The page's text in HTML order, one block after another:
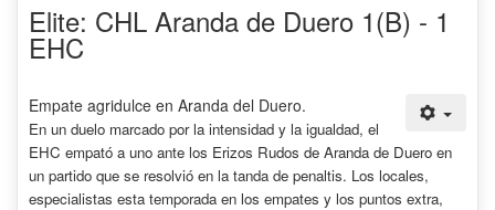
Elite: CHL Aranda de Duero 1(B) - 1
EHC
Empate agridulce en Aranda del Duero.
En un duelo marcado por la intensidad y la igualdad, el
EHC empató a uno ante los Erizos Rudos de Aranda de Duero en
un partido que se resolvió en la tanda de penaltis. Los locales,
especialistas esta temporada en los empates y los puntos extra,